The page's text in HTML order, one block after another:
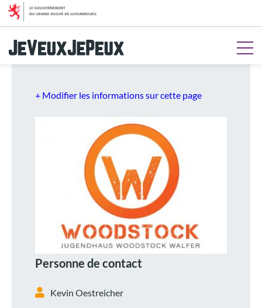
Aller au menu
Aller à la recherche
+ Modifier les informations sur cette page
Personne de contact
Kevin Oestreicher